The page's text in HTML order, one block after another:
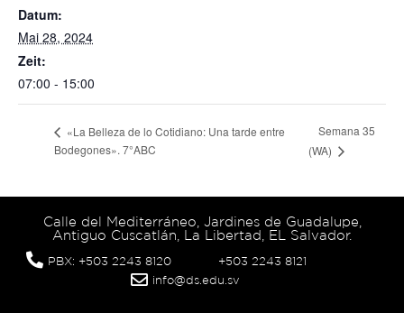
Datum:
Mai 28, 2024
Zeit:
07:00 - 15:00
«La Belleza de lo Cotidiano: Una tarde entre
Bodegones». 7°ABC
Semana 35
(WA)
Calle del Mediterráneo, Jardines de Guadalupe,
Antiguo Cuscatlán, La Libertad, EL Salvador.
PBX: +503 2243 8120
+503 2243 8121
info@ds.edu.sv